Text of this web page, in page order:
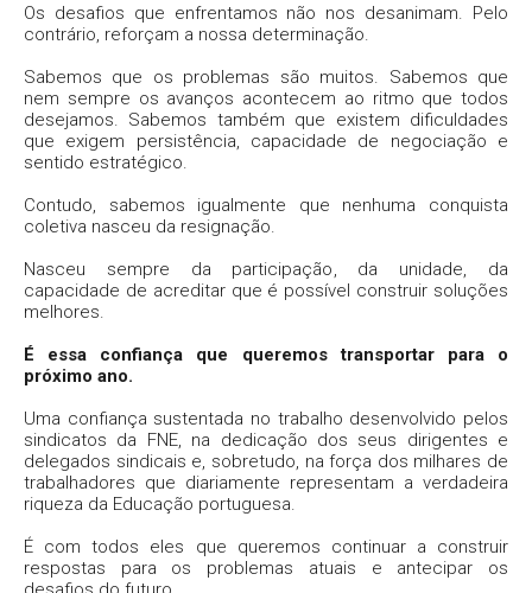
Os desafios que enfrentamos não nos desanimam. Pelo
contrário, reforçam a nossa determinação.
Sabemos que os problemas são muitos. Sabemos que
nem sempre os avanços acontecem ao ritmo que todos
desejamos. Sabemos também que existem dificuldades
que exigem persistência, capacidade de negociação e
sentido estratégico.
Contudo, sabemos igualmente que nenhuma conquista
coletiva nasceu da resignação.
Nasceu sempre da participação, da unidade, da
capacidade de acreditar que é possível construir soluções
melhores.
É essa confiança que queremos transportar para o
próximo ano.
Uma confiança sustentada no trabalho desenvolvido pelos
sindicatos da FNE, na dedicação dos seus dirigentes e
delegados sindicais e, sobretudo, na força dos milhares de
trabalhadores que diariamente representam a verdadeira
riqueza da Educação portuguesa.
É com todos eles que queremos continuar a construir
respostas para os problemas atuais e antecipar os